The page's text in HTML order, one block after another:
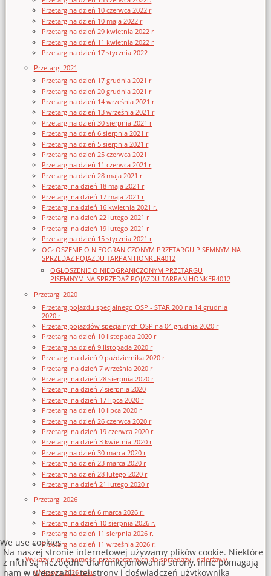
Przetarg na dzień 10 czerwca 2022 r
Przetarg na dzień 10 maja 2022 r
Przetarg na dzień 29 kwietnia 2022 r
Przetarg na dzień 11 kwietnia 2022 r
Przetarg na dzień 17 stycznia 2022
Przetargi 2021
Przetarg na dzień 17 grudnia 2021 r
Przetarg na dzień 20 grudnia 2021 r
Przetarg na dzień 14 września 2021 r.
Przetarg na dzień 13 września 2021 r
Przetarg na dzień 30 sierpnia 2021 r
Przetarg na dzień 6 sierpnia 2021 r
Przetarg na dzień 5 sierpnia 2021 r
Przetarg na dzień 25 czerwca 2021
Przetarg na dzień 11 czerwca 2021 r
Przetarg na dzień 28 maja 2021 r
Przetargi na dzień 18 maja 2021 r
Przetargi na dzień 17 maja 2021 r
Przetargi na dzień 16 kwietnia 2021 r.
Przetargi na dzień 22 lutego 2021 r
Przetargi na dzień 19 lutego 2021 r
Przetarg na dzień 15 stycznia 2021 r
OGŁOSZENIE O NIEOGRANICZONYM PRZETARGU PISEMNYM NA
SPRZEDAŻ POJAZDU TARPAN HONKER4012
OGŁOSZENIE O NIEOGRANICZONYM PRZETARGU
PISEMNYM NA SPRZEDAŻ POJAZDU TARPAN HONKER4012
Przetargi 2020
Przetarg pojazdu specjalnego OSP - STAR 200 na 14 grudnia
2020 r
Przetarg pojazdów specjalnych OSP na 04 grudnia 2020 r
Przetarg na dzień 10 listopada 2020 r
Przetarg na dzień 9 listopada 2020 r
Przetargi na dzień 9 października 2020 r
Przetargi na dzień 7 września 2020 r
Przetargi na dzień 28 sierpnia 2020 r
Przetargi na dzień 7 sierpnia 2020
Przetargi na dzień 17 lipca 2020 r
Przetarg na dzień 10 lipca 2020 r
Przetarg na dzień 26 czerwca 2020 r
Przetargi na dzień 19 czerwca 2020 r
Przetargi na dzień 3 kwietnia 2020 r
Przetarg na dzień 30 marca 2020 r
Przetarg na dzień 23 marca 2020 r
Przetarg na dzień 28 lutego 2020 r
Przetargi na dzień 21 lutego 2020 r
Przetargi 2026
Przetarg na dzień 6 marca 2026 r.
Przetargi na dzień 10 sierpnia 2026 r.
Przetarg na dzień 11 sierpnia 2026 r.
Przetarg na dzień 11 września 2026 r.
Wykazy nieruchomości przeznaczonych do sprzedaży i dzierżawy
Wykazy z 2026 roku
We use cookies
Na naszej stronie internetowej używamy plików cookie. Niektóre
z nich są niezbędne dla funkcjonowania strony, inne pomagają
nam w ulepszaniu tej strony i doświadczeń użytkownika